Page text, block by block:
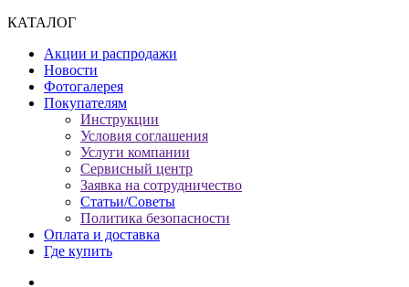
КАТАЛОГ
Акции и распродажи
Новости
Фотогалерея
Покупателям
Инструкции
Условия соглашения
Услуги компании
Сервисный центр
Заявка на сотрудничество
Статьи/Советы
Политика безопасности
Оплата и доставка
Где купить